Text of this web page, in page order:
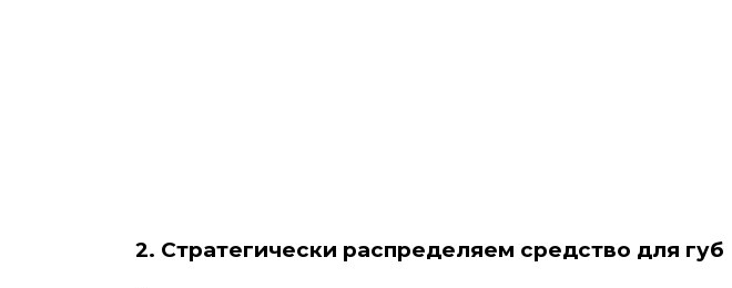
2. Стратегически распределяем средство для губ